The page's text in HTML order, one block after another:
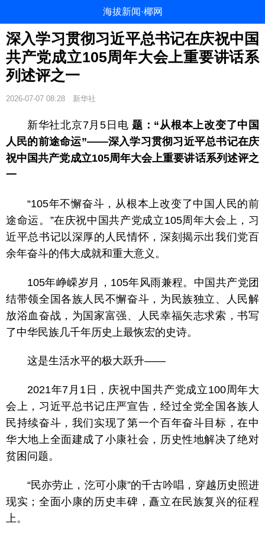
海拔新闻·椰网
深入学习贯彻习近平总书记在庆祝中国
共产党成立105周年大会上重要讲话系
列述评之一
2026-07-07 08:28 新华社
新华社北京7月5日电 题：“从根本上改变了中国
人民的前途命运”——深入学习贯彻习近平总书记在庆
祝中国共产党成立105周年大会上重要讲话系列述评之
一
“105年不懈奋斗，从根本上改变了中国人民的前
途命运。”在庆祝中国共产党成立105周年大会上，习
近平总书记以深厚的人民情怀，深刻揭示出我们党百
余年奋斗的伟大成就和重大意义。
105年峥嵘岁月，105年风雨兼程。中国共产党团
结带领全国各族人民不懈奋斗，为民族独立、人民解
放浴血奋战，为国家富强、人民幸福矢志求索，书写
了中华民族几千年历史上最恢宏的史诗。
这是生活水平的极大跃升——
2021年7月1日，庆祝中国共产党成立100周年大
会上，习近平总书记庄严宣告，经过全党全国各族人
民持续奋斗，我们实现了第一个百年奋斗目标，在中
华大地上全面建成了小康社会，历史性地解决了绝对
贫困问题。
“民亦劳止，汔可小康”的千古吟唱，穿越历史照进
现实；全面小康的历史丰碑，矗立在民族复兴的征程
上。